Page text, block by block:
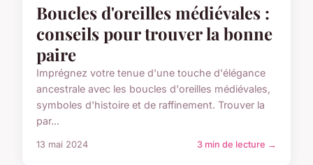
Boucles d'oreilles médiévales :
conseils pour trouver la bonne
paire
Imprégnez votre tenue d'une touche d'élégance
ancestrale avec les boucles d'oreilles médiévales,
symboles d'histoire et de raffinement. Trouver la
par...
13 mai 2024 3 min de lecture →